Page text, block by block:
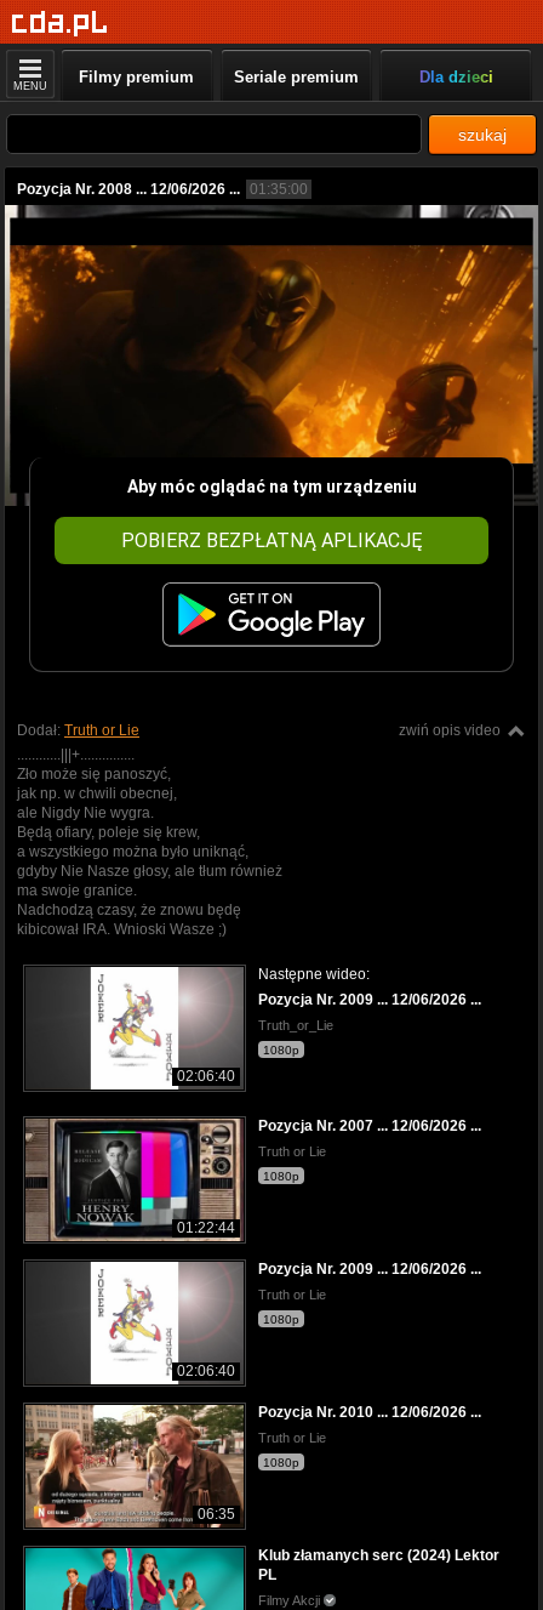
MENU Filmy premium Seriale premium Dla dzieci
szukaj
Pozycja Nr. 2008 ... 12/06/2026 ... 01:35:00
Aby móc oglądać na tym urządzeniu
POBIERZ BEZPŁATNĄ APLIKACJĘ
zwiń opis video
Dodał: Truth or Lie
............|||+...............
Zło może się panoszyć,
jak np. w chwili obecnej,
ale Nigdy Nie wygra.
Będą ofiary, poleje się krew,
a wszystkiego można było uniknąć,
gdyby Nie Nasze głosy, ale tłum również
ma swoje granice.
Nadchodzą czasy, że znowu będę
kibicował IRA. Wnioski Wasze ;)
02:06:40
Następne wideo:
Pozycja Nr. 2009 ... 12/06/2026 ...
Truth_or_Lie
1080p
01:22:44
Pozycja Nr. 2007 ... 12/06/2026 ...
Truth or Lie
1080p
02:06:40
Pozycja Nr. 2009 ... 12/06/2026 ...
Truth or Lie
1080p
06:35
Pozycja Nr. 2010 ... 12/06/2026 ...
Truth or Lie
1080p
Klub złamanych serc (2024) Lektor
PL
Filmy Akcji